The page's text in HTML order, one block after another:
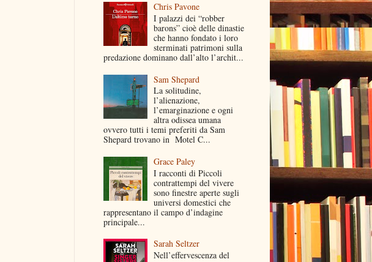
Chris Pavone
I palazzi dei “robber
barons” cioè delle dinastie
che hanno fondato i loro
sterminati patrimoni sulla
predazione dominano dall’alto l’archit...
Sam Shepard
La solitudine,
l’alienazione,
l’emarginazione e ogni
altra odissea umana
ovvero tutti i temi preferiti da Sam
Shepard trovano in Motel C...
Grace Paley
I racconti di Piccoli
contrattempi del vivere
sono finestre aperte sugli
universi domestici che
rappresentano il campo d’indagine
principale...
Sarah Seltzer
Nell’effervescenza del